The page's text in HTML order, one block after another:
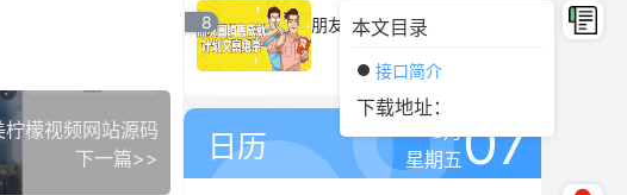
本文目录
接口简介
下载地址：
檬视频网站源码
下一篇>>
8
朋友圈销售成就计划文案教程
日历
星期五07